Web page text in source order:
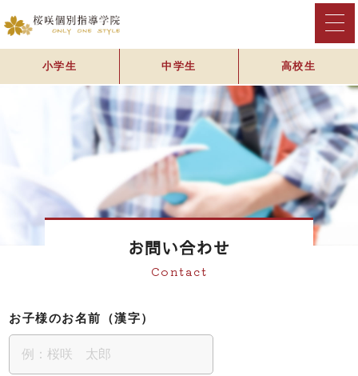
小学生 中学生 高校生
お問い合わせ
Contact
お子様のお名前（漢字）